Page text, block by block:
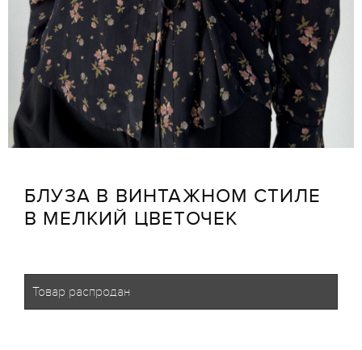
БЛУЗА В ВИНТАЖНОМ СТИЛЕ
В МЕЛКИЙ ЦВЕТОЧЕК
Товар распродан